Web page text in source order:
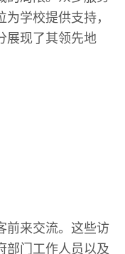
学校提供支持，
展现了其领先地
前来交流。这些访
部门工作人员以及